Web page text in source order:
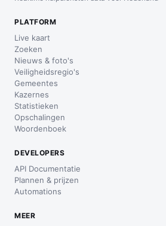
PLATFORM
Live kaart
Zoeken
Nieuws & foto's
Veiligheidsregio's
Gemeentes
Kazernes
Statistieken
Opschalingen
Woordenboek
DEVELOPERS
API Documentatie
Plannen & prijzen
Automations
MEER